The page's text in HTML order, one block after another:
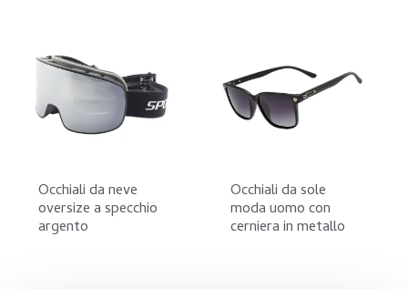
Occhiali da neve
oversize a specchio
argento
Occhiali da sole
moda uomo con
cerniera in metallo